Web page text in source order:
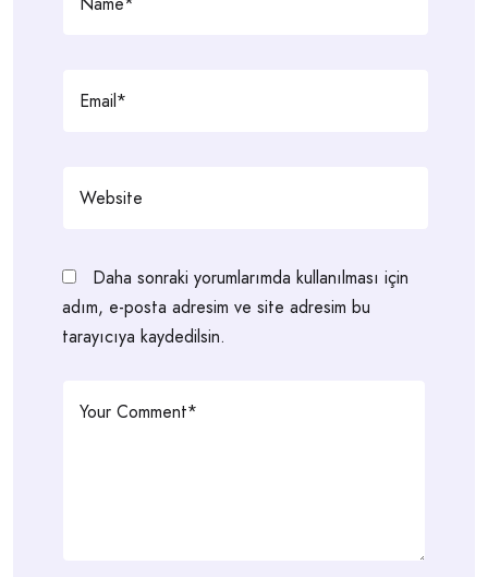
Daha sonraki yorumlarımda kullanılması için
adım, e-posta adresim ve site adresim bu
tarayıcıya kaydedilsin.